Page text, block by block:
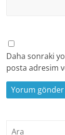
Daha sonraki
posta adresim